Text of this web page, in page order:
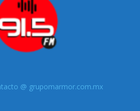
@ grupomarmor.com.mx